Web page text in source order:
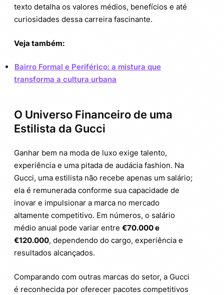
texto detalha os valores médios, benefícios e até
curiosidades dessa carreira fascinante.
Veja também:
Bairro Formal e Periférico: a mistura que
transforma a cultura urbana
O Universo Financeiro de uma
Estilista da Gucci
Ganhar bem na moda de luxo exige talento,
experiência e uma pitada de audácia fashion. Na
Gucci, uma estilista não recebe apenas um salário;
ela é remunerada conforme sua capacidade de
inovar e impulsionar a marca no mercado
altamente competitivo. Em números, o salário
médio anual pode variar entre €70.000 e
€120.000, dependendo do cargo, experiência e
resultados alcançados.
Comparando com outras marcas do setor, a Gucci
é reconhecida por oferecer pacotes competitivos